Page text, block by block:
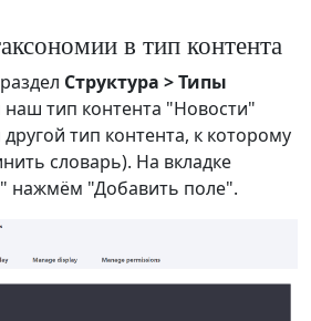
в тип контента
Структура > Типы
тип контента "Новости"
тип контента, к которому
словарь). На вкладке
нажмём "Добавить поле".